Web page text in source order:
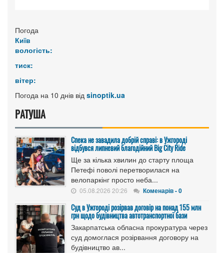
Погода
Київ
вологість:
тиск:
вітер:
Погода на 10 днів від sinoptik.ua
РАТУША
Спека не завадила добрій справі: в Ужгороді
відбувся липневий благодійний Big City Ride
Ще за кілька хвилин до старту площа
Петефі поволі перетворилася на
велопаркінг просто неба...
05.08.2026 20:26 Коменарів - 0
Cуд в Ужгороді розірвав договір на понад 155 млн
грн щодо будівництва автотранспортної бази
Закарпатська обласна прокуратура через
суд домоглася розірвання договору на
будівництво ав...